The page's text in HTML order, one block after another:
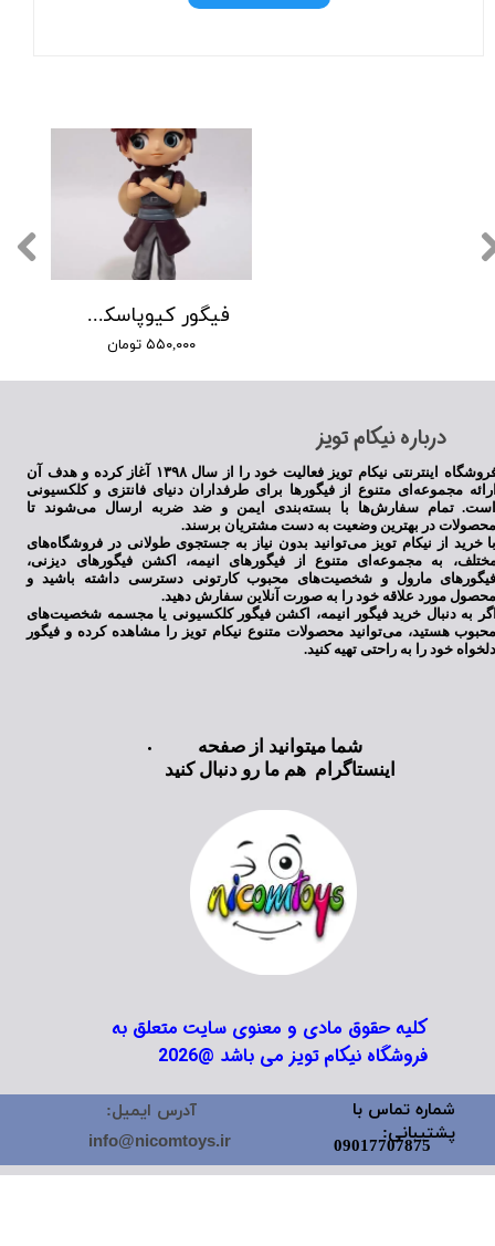
فیگور کیوپاسکت گارا انیمه ناروتو
۵۵۰,۰۰۰ تومان
​درباره نیکام تویز
فروشگاه اینترنتی نیکام تویز فعالیت خود را از سال ۱۳۹۸ آغاز کرده و هدف آن
مجموعه‌ای متنوع از فیگورها برای طرفداران دنیای فانتزی و کلکسیونی
تمام سفارش‌ها با بسته‌بندی ایمن و ضد ضربه ارسال می‌شوند تا
در بهترین وضعیت به دست مشتریان برسند.
خرید از نیکام تویز می‌توانید بدون نیاز به جستجوی طولانی در فروشگاه‌های
به مجموعه‌ای متنوع از فیگورهای انیمه، اکشن فیگورهای دیزنی،
مارول و شخصیت‌های محبوب کارتونی دسترسی داشته باشید و
مورد علاقه خود را به صورت آنلاین سفارش دهید.
به دنبال خرید فیگور انیمه، اکشن فیگور کلکسیونی یا مجسمه شخصیت‌های
هستید، می‌توانید محصولات متنوع نیکام تویز را مشاهده کرده و فیگور
خود را به راحتی تهیه کنید.
کلیه حقوق مادی و معنوی سایت متعلق به
فروشگاه نیکام تویز می باشد @2026
شما میتوانید از صفحه
اینستاگرام هم ما رو دنبال کنید
شماره تماس با
پشتیبانی:
09017707875
آدرس ایمیل:
info@nicomtoys.ir